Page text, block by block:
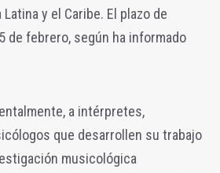
y el Caribe. El plazo de
de febrero, según ha informado
a intérpretes,
que desarrollen su trabajo
musicológica